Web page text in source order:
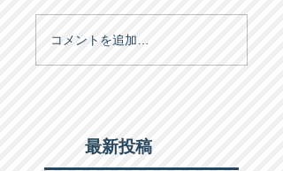
コメントを追加…
最新投稿